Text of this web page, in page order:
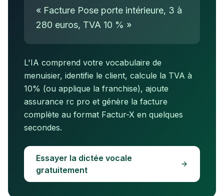
« Facture Pose porte intérieure, 3 à
280 euros, TVA 10 % »
L'IA comprend votre vocabulaire de
menuisier, identifie le client, calcule la TVA à
10% (ou applique la franchise), ajoute
assurance rc pro et génère la facture
complète au format Factur-X en quelques
secondes.
Essayer la dictée vocale
gratuitement